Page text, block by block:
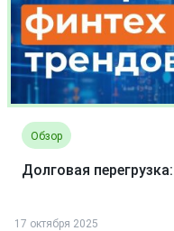
Обзор
Долговая
17 октября 2025